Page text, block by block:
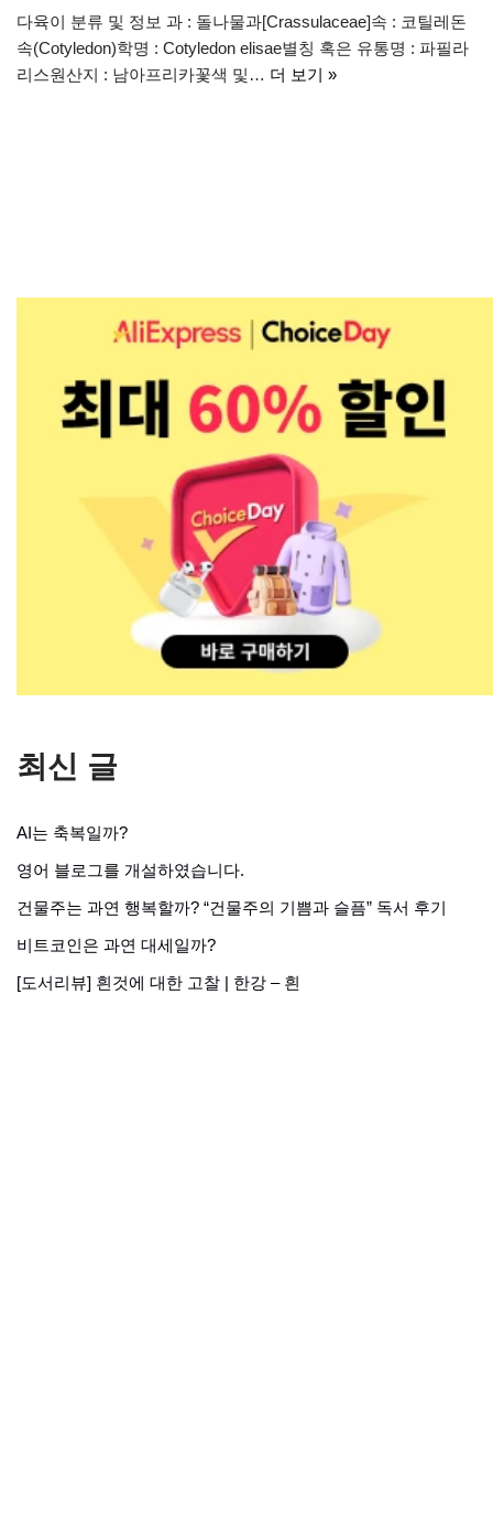
다육이 분류 및 정보 과 : 돌나물과[Crassulaceae]속 : 코틸레돈
속(Cotyledon)학명 : Cotyledon elisae별칭 혹은 유통명 : 파필라
리스원산지 : 남아프리카꽃색 및… 더 보기 »
최신 글
AI는 축복일까?
영어 블로그를 개설하였습니다.
건물주는 과연 행복할까? “건물주의 기쁨과 슬픔” 독서 후기
비트코인은 과연 대세일까?
[도서리뷰] 흰것에 대한 고찰 | 한강 – 흰